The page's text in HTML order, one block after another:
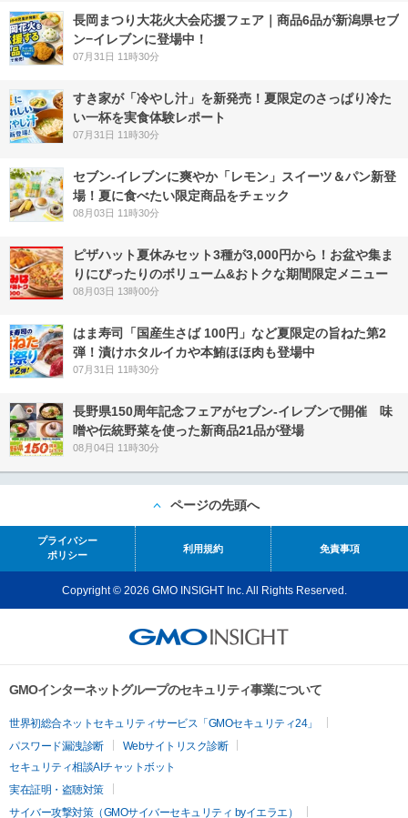
長岡まつり大花火大会応援フェア｜商品6品が新潟県セブ
ン−イレブンに登場中！
07月31日 11時30分
すき家が「冷やし汁」を新発売！夏限定のさっぱり冷た
い一杯を実食体験レポート
07月31日 11時30分
セブン‐イレブンに爽やか「レモン」スイーツ＆パン新登
場！夏に食べたい限定商品をチェック
08月03日 11時30分
ピザハット夏休みセット3種が3,000円から！お盆や集ま
りにぴったりのボリューム&おトクな期間限定メニュー
08月03日 13時00分
はま寿司「国産生さば 100円」など夏限定の旨ねた第2
弾！漬けホタルイカや本鮪ほほ肉も登場中
07月31日 11時30分
長野県150周年記念フェアがセブン-イレブンで開催 味
噌や伝統野菜を使った新商品21品が登場
08月04日 11時30分
ページの先頭へ
プライバシー
ポリシー
利用規約 免責事項
Copyright © 2026 GMO INSIGHT Inc. All Rights Reserved.
GMOインターネットグループのセキュリティ事業について
世界初総合ネットセキュリティサービス「GMOセキュリティ24」
パスワード漏洩診断
Webサイトリスク診断
セキュリティ相談AIチャットボット
実在証明・盗聴対策
サイバー攻撃対策（GMOサイバーセキュリティ byイエラエ）